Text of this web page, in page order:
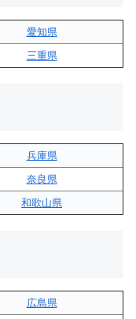
愛知県
三重県
兵庫県
奈良県
和歌山県
広島県